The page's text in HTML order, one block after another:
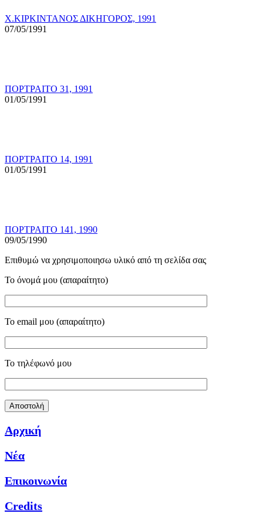
Χ.ΚΙΡΚΙΝΤΑΝΟΣ ΔΙΚΗΓΟΡΟΣ, 1991
07/05/1991
ΠΟΡΤΡΑΙΤΟ 31, 1991
01/05/1991
ΠΟΡΤΡΑΙΤΟ 14, 1991
01/05/1991
ΠΟΡΤΡΑΙΤΟ 141, 1990
09/05/1990
Επιθυμώ να χρησιμοποιησω υλικό από τη σελίδα σας
Το όνομά μου (απαραίτητο)
Το email μου (απαραίτητο)
Το τηλέφωνό μου
Αρχική
Νέα
Επικοινωνία
Credits